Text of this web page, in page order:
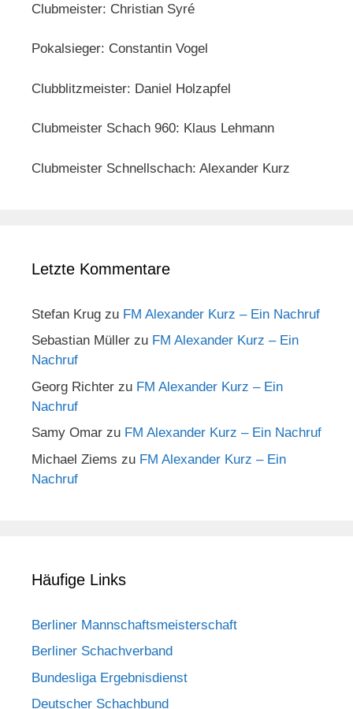
Clubmeister: Christian Syré
Pokalsieger: Constantin Vogel
Clubblitzmeister: Daniel Holzapfel
Clubmeister Schach 960: Klaus Lehmann
Clubmeister Schnellschach: Alexander Kurz
Letzte Kommentare
Stefan Krug zu FM Alexander Kurz – Ein Nachruf
Sebastian Müller zu FM Alexander Kurz – Ein
Nachruf
Georg Richter zu FM Alexander Kurz – Ein
Nachruf
Samy Omar zu FM Alexander Kurz – Ein Nachruf
Michael Ziems zu FM Alexander Kurz – Ein
Nachruf
Häufige Links
Berliner Mannschaftsmeisterschaft
Berliner Schachverband
Bundesliga Ergebnisdienst
Deutscher Schachbund